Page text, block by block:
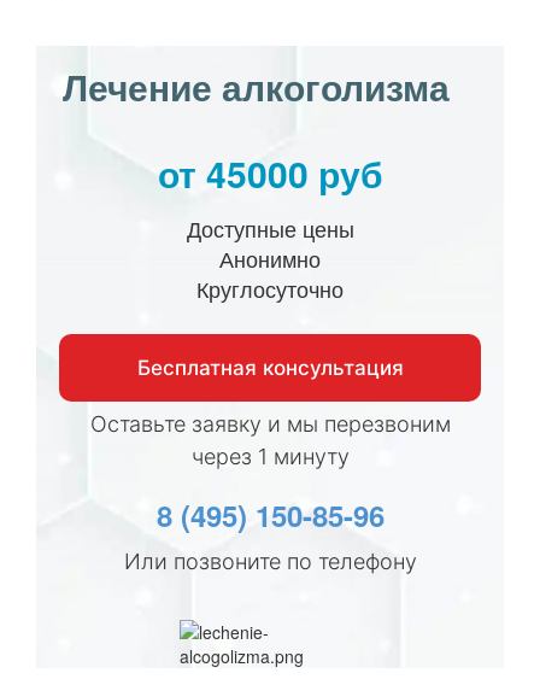
Лечение алкоголизма
от 45000 руб
Доступные цены
Анонимно
Круглосуточно
Бесплатная консультация
Оставьте заявку и мы перезвоним
через 1 минуту
8 (495) 150-85-96
Или позвоните по телефону